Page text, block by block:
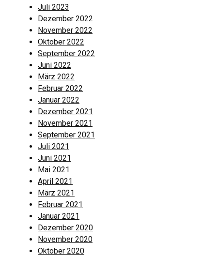
Juli 2023
Dezember 2022
November 2022
Oktober 2022
September 2022
Juni 2022
März 2022
Februar 2022
Januar 2022
Dezember 2021
November 2021
September 2021
Juli 2021
Juni 2021
Mai 2021
April 2021
März 2021
Februar 2021
Januar 2021
Dezember 2020
November 2020
Oktober 2020